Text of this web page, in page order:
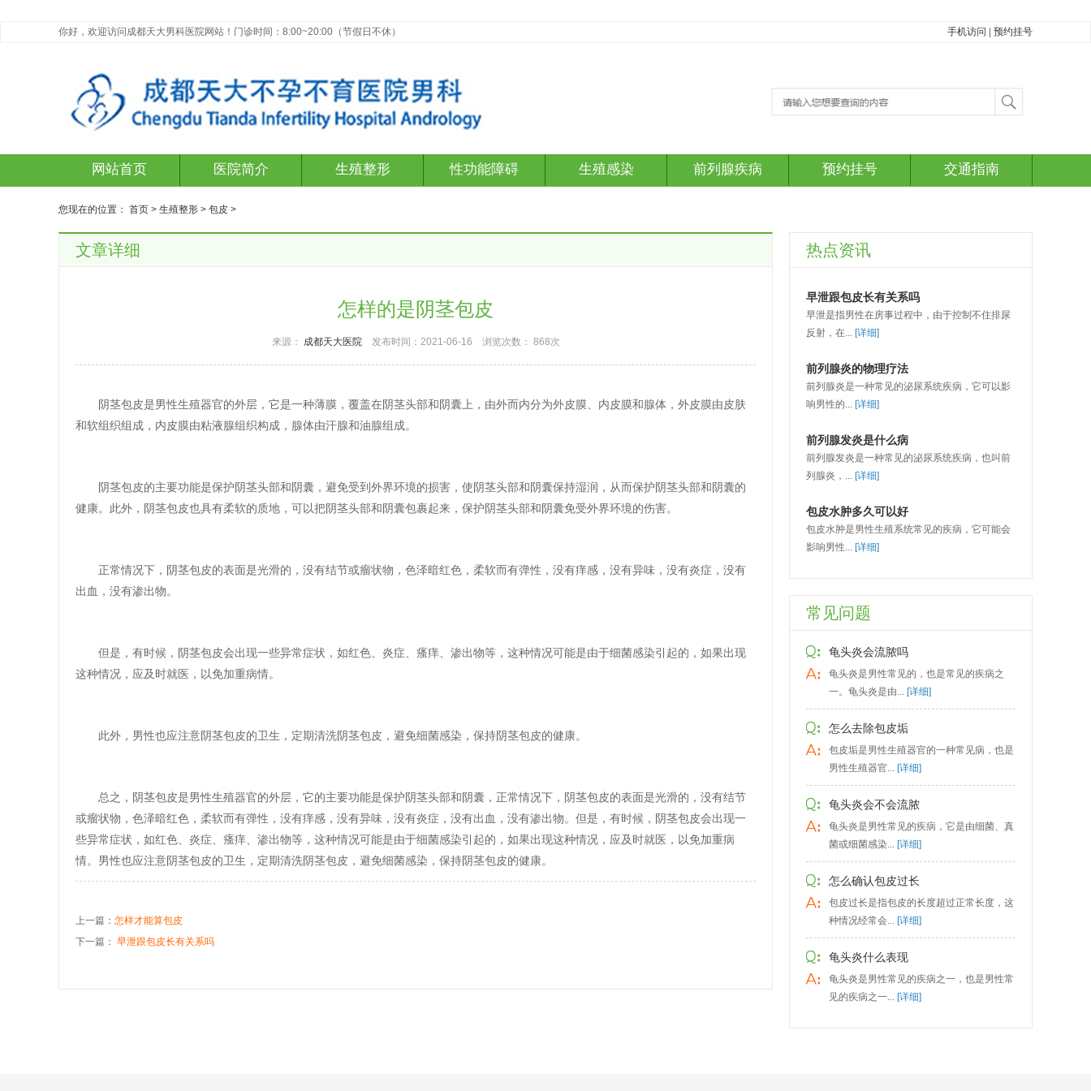
你好，欢迎访问成都天大男科医院网站！门诊时间：8:00~20:00（节假日不休） 手机访问 预约挂号
网站首页 医院简介 生殖整形 性功能障碍 生殖感染 前列腺疾病 预约挂号 交通指南
您现在的位置： 首页 > 生殖整形 > 包皮 >
文章详细
怎样的是阴茎包皮
来源： 成都天大医院发布时间：2021-06-16 浏览次数： 868次
阴茎包皮是男性生殖器官的外层，它是一种薄膜，覆盖在阴茎头部和阴囊上，由外而内分为外皮膜、内皮膜和腺体，外皮膜由皮肤
和软组织组成，内皮膜由粘液腺组织构成，腺体由汗腺和油腺组成。
阴茎包皮的主要功能是保护阴茎头部和阴囊，避免受到外界环境的损害，使阴茎头部和阴囊保持湿润，从而保护阴茎头部和阴囊的
健康。此外，阴茎包皮也具有柔软的质地，可以把阴茎头部和阴囊包裹起来，保护阴茎头部和阴囊免受外界环境的伤害。
正常情况下，阴茎包皮的表面是光滑的，没有结节或瘤状物，色泽暗红色，柔软而有弹性，没有痒感，没有异味，没有炎症，没有
出血，没有渗出物。
但是，有时候，阴茎包皮会出现一些异常症状，如红色、炎症、瘙痒、渗出物等，这种情况可能是由于细菌感染引起的，如果出现
这种情况，应及时就医，以免加重病情。
此外，男性也应注意阴茎包皮的卫生，定期清洗阴茎包皮，避免细菌感染，保持阴茎包皮的健康。
总之，阴茎包皮是男性生殖器官的外层，它的主要功能是保护阴茎头部和阴囊，正常情况下，阴茎包皮的表面是光滑的，没有结节
或瘤状物，色泽暗红色，柔软而有弹性，没有痒感，没有异味，没有炎症，没有出血，没有渗出物。但是，有时候，阴茎包皮会出现一
些异常症状，如红色、炎症、瘙痒、渗出物等，这种情况可能是由于细菌感染引起的，如果出现这种情况，应及时就医，以免加重病
情。男性也应注意阴茎包皮的卫生，定期清洗阴茎包皮，避免细菌感染，保持阴茎包皮的健康。
上一篇： 怎样才能算包皮
下一篇： 早泄跟包皮长有关系吗
热点资讯
早泄跟包皮长有关系吗
早泄是指男性在房事过程中，由于控制不住排尿
反射，在... [详细]
前列腺炎的物理疗法
前列腺炎是一种常见的泌尿系统疾病，它可以影
响男性的... [详细]
前列腺发炎是什么病
前列腺发炎是一种常见的泌尿系统疾病，也叫前
列腺炎，... [详细]
包皮水肿多久可以好
包皮水肿是男性生殖系统常见的疾病，它可能会
影响男性... [详细]
常见问题
龟头炎会流脓吗
龟头炎是男性常见的，也是常见的疾病之
一。龟头炎是由... [详细]
怎么去除包皮垢
包皮垢是男性生殖器官的一种常见病，也是
男性生殖器官... [详细]
龟头炎会不会流脓
龟头炎是男性常见的疾病，它是由细菌、真
菌或细菌感染... [详细]
怎么确认包皮过长
包皮过长是指包皮的长度超过正常长度，这
种情况经常会... [详细]
龟头炎什么表现
龟头炎是男性常见的疾病之一，也是男性常
见的疾病之一... [详细]